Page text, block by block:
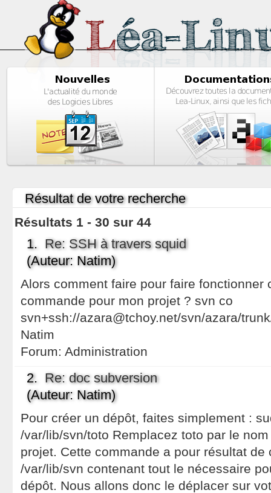
Résultat de votre recherche
Résultats 1 - 30 sur 44
1. Re: SSH à travers squid
(Auteur: Natim)
Alors comment faire pour faire fonctionner
commande pour mon projet ? svn co
svn+ssh://azara@tchoy.net/svn/azara/
Natim
Forum: Administration
2. Re: doc subversion
(Auteur: Natim)
Pour créer un dépôt, faites simplement :
/var/lib/svn/toto Remplacez toto par le
projet. Cette commande a pour résultat de
/var/lib/svn contenant tout le nécessaire
dépôt. Nous allons donc le déplacer sur